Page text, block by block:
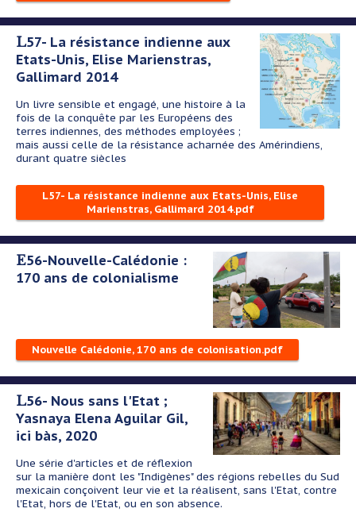
L57- La résistance indienne aux
Etats-Unis, Elise Marienstras,
Gallimard 2014
Un livre sensible et engagé, une histoire à la
fois de la conquête par les Européens des
terres indiennes, des méthodes employées ;
mais aussi celle de la résistance acharnée des Amérindiens,
durant quatre siècles
L57- La résistance indienne aux Etats-Unis, Elise
Marienstras, Gallimard 2014.pdf
E56-Nouvelle-Calédonie :
170 ans de colonialisme
Nouvelle Calédonie, 170 ans de colonisation.pdf
L56- Nous sans l'Etat ;
Yasnaya Elena Aguilar Gil,
ici bàs, 2020
Une série d'articles et de réflexion
sur la manière dont les "Indigènes" des régions rebelles du Sud
mexicain conçoivent leur vie et la réalisent, sans l'Etat, contre
l'Etat, hors de l'Etat, ou en son absence.